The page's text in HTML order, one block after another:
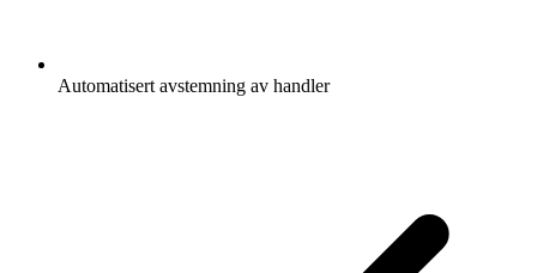
Automatisert avstemning av handler